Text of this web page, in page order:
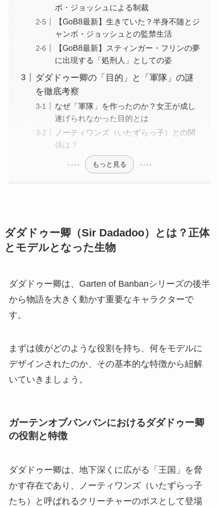
ボ・ジョッシュによる制裁
【GoB8最新】生きていた？半身不随とジ
ャンボ・ジョッシュとの監禁生活
【GoB8最新】スティンガー・フリンの夢
に出現する「処刑人」としての姿
ダダドゥー卿の「目的」と「軍隊」の謎
を徹底考察
なぜ「軍隊」を作ったのか？女王が成し
遂げられなかった目的とは
ノーティワンズ（いたずらっ子）との関
係は？
もっと見る
ダダドゥー卿（Sir Dadadoo）とは？正体
とモデルとなった生物
ダダドゥー卿は、Garten of Banbanシリーズの後半
から物語を大きく動かす重要なキャラクターで
す。
まずは彼がどのような役割を持ち、何をモデルに
デザインされたのか、その基本的な特徴から紐解
いていきましょう。
ガーテンオブバンバンにおけるダダドゥー卿
の役割と特徴
ダダドゥー卿は、地下深くに広がる「王国」を脅
かす存在であり、ノーティワンズ（いたずらっ子
たち）と呼ばれるクリーチャーのボスとして登場